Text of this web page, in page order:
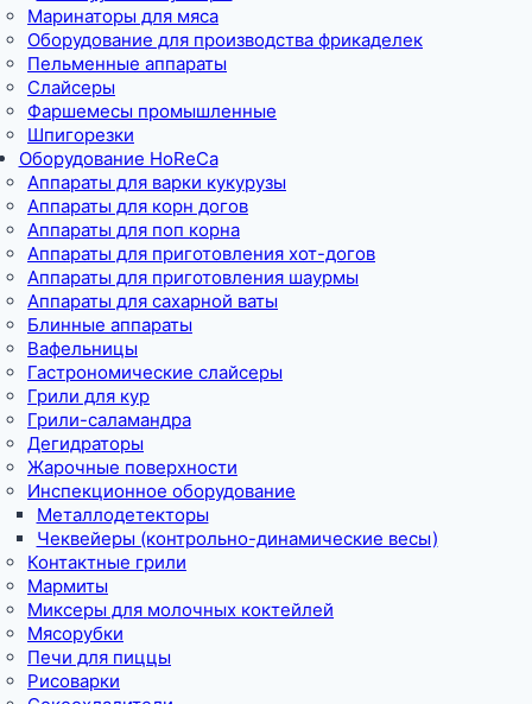
Маринаторы для мяса
Оборудование для производства фрикаделек
Пельменные аппараты
Слайсеры
Фаршемесы промышленные
Шпигорезки
Оборудование HoReCa
Аппараты для варки кукурузы
Аппараты для корн догов
Аппараты для поп корна
Аппараты для приготовления хот-догов
Аппараты для приготовления шаурмы
Аппараты для сахарной ваты
Блинные аппараты
Вафельницы
Гастрономические слайсеры
Грили для кур
Грили-саламандра
Дегидраторы
Жарочные поверхности
Инспекционное оборудование
Металлодетекторы
Чеквейеры (контрольно-динамические весы)
Контактные грили
Мармиты
Миксеры для молочных коктейлей
Мясорубки
Печи для пиццы
Рисоварки